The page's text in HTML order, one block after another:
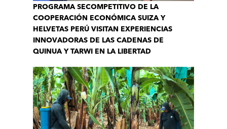
PROGRAMA SECOMPETITIVO DE LA
COOPERACIÓN ECONÓMICA SUIZA Y
HELVETAS PERÚ VISITAN EXPERIENCIAS
INNOVADORAS DE LAS CADENAS DE
QUINUA Y TARWI EN LA LIBERTAD